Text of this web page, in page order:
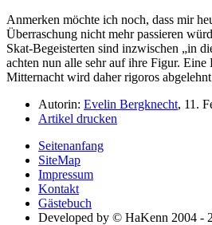
Anmerken möchte ich noch, dass mir
Überraschung nicht mehr passieren
Skat-Begeisterten sind inzwischen
in
achten nun alle sehr auf ihre Figur.
Mitternacht wird daher rigoros
Autorin: Evelin Bergknecht, 11.
Artikel drucken
Seitenanfang
SiteMap
Impressum
Kontakt
Gästebuch
Developed by © HaKenn 2004 -